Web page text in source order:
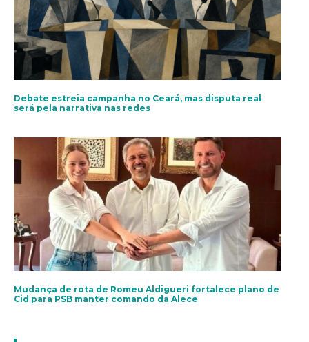
Debate estreia campanha no Ceará, mas disputa real
será pela narrativa nas redes
Mudança de rota de Romeu Aldigueri fortalece plano de
Cid para PSB manter comando da Alece